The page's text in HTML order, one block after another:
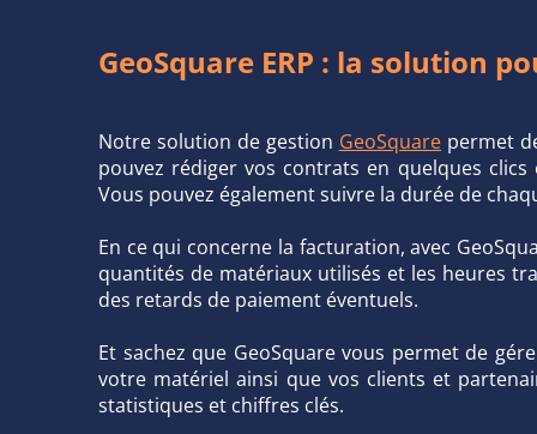
GeoSquare ERP : la solution
Notre solution de gestion GeoSquare permet
pouvez rédiger vos contrats en quelques
Vous pouvez également suivre la durée de
En ce qui concerne la facturation, avec
quantités de matériaux utilisés et les heures
des retards de paiement éventuels.
Et sachez que GeoSquare vous permet de
votre matériel ainsi que vos clients et
statistiques et chiffres clés.